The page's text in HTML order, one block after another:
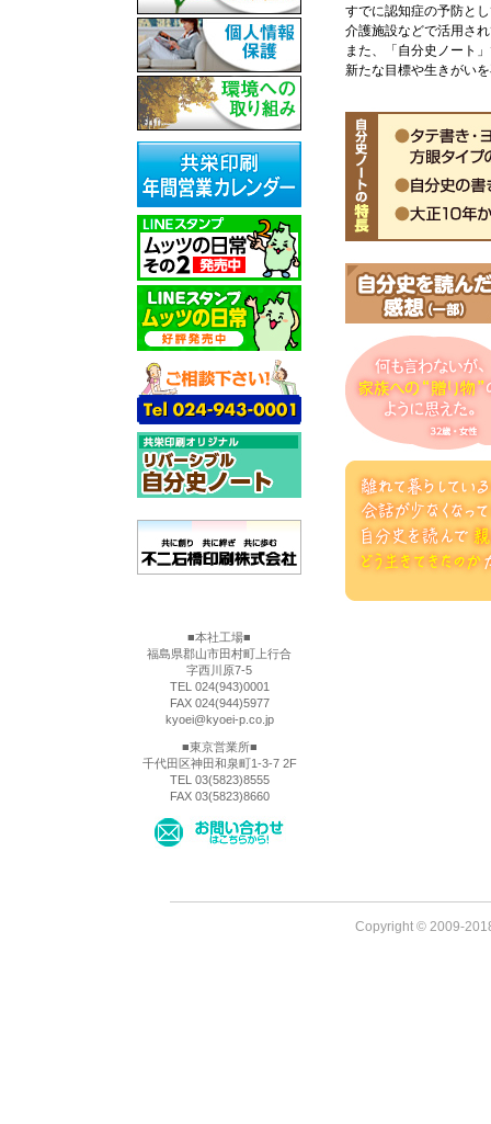
■本社工場■
福島県郡山市田村町上行合
字西川原7-5
TEL 024(943)0001
FAX 024(944)5977
kyoei@kyoei-p.co.jp
■東京営業所■
千代田区神田和泉町1-3-7 2F
TEL 03(5823)8555
FAX 03(5823)8660
すでに認知症の予防と
介護施設などで活用さ
また、「自分史ノート
新たな目標や生きがい
Copyright © 2009-